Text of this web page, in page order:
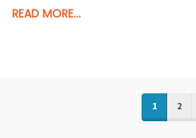
READ MORE...
1 2